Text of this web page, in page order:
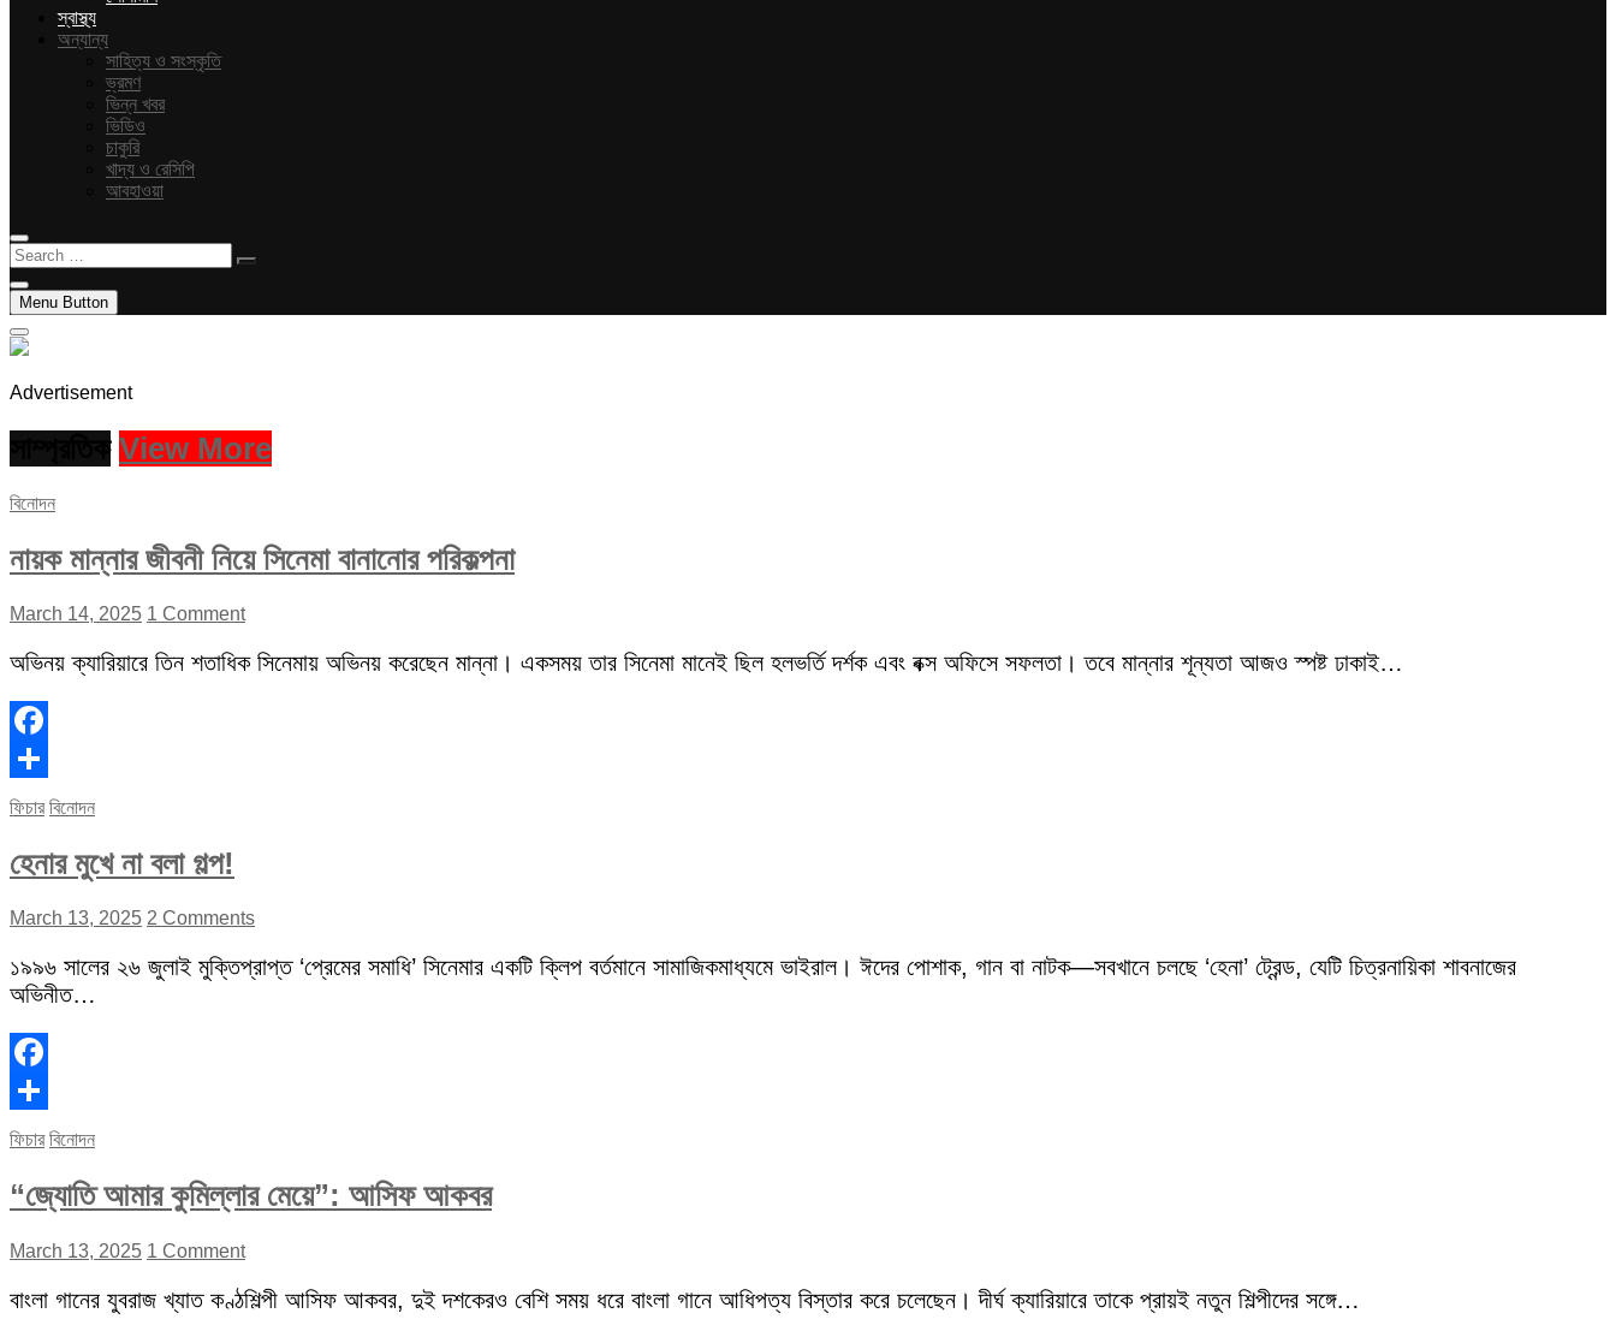
স্বাস্থ্য
অন্যান্য
সাহিত্য ও সংস্কৃতি
ভ্রমণ
ভিন্ন খবর
ভিডিও
চাকুরি
খাদ্য ও রেসিপি
আবহাওয়া
Search
…
Menu Button
Advertisement
View More
বিনোদন
নায়ক মান্নার জীবনী নিয়ে সিনেমা বানানোর পরিকল্পনা
March 14, 2025 1 Comment
অভিনয় ক্যারিয়ারে তিন শতাধিক সিনেমায় অভিনয় করেছেন মান্না। একসময় তার সিনেমা মানেই ছিল হলভর্তি দর্শক এবং বক্স অফিসে সফলতা। তবে মান্নার শূন্যতা আজও স্পষ্ট ঢাকাই…
Facebook
Share
ফিচার বিনোদন
হেনার মুখে না বলা গল্প!
March 13, 2025 2 Comments
১৯৯৬ সালের ২৬ জুলাই মুক্তিপ্রাপ্ত ‘প্রেমের সমাধি’ সিনেমার একটি ক্লিপ বর্তমানে সামাজিকমাধ্যমে ভাইরাল। ঈদের পোশাক, গান বা নাটক—সবখানে চলছে ‘হেনা’ ট্রেন্ড, যেটি চিত্রনায়িকা শাবনাজের
অভিনীত…
Facebook
Share
ফিচার বিনোদন
“জ্যোতি আমার কুমিল্লার মেয়ে”: আসিফ আকবর
March 13, 2025 1 Comment
বাংলা গানের যুবরাজ খ্যাত কণ্ঠশিল্পী আসিফ আকবর, দুই দশকেরও বেশি সময় ধরে বাংলা গানে আধিপত্য বিস্তার করে চলেছেন। দীর্ঘ ক্যারিয়ারে তাকে প্রায়ই নতুন শিল্পীদের সঙ্গে…